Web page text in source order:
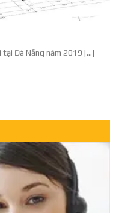
Đà Nẵng năm 2019 [...]